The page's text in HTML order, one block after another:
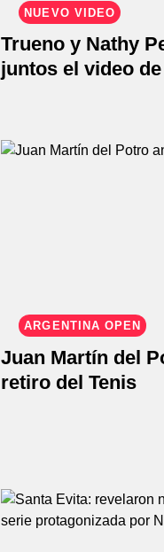
NUEVO VIDEO
Trueno y Nathy
juntos el video
ARGENTINA OPEN
Juan Martín del
retiro del Tenis